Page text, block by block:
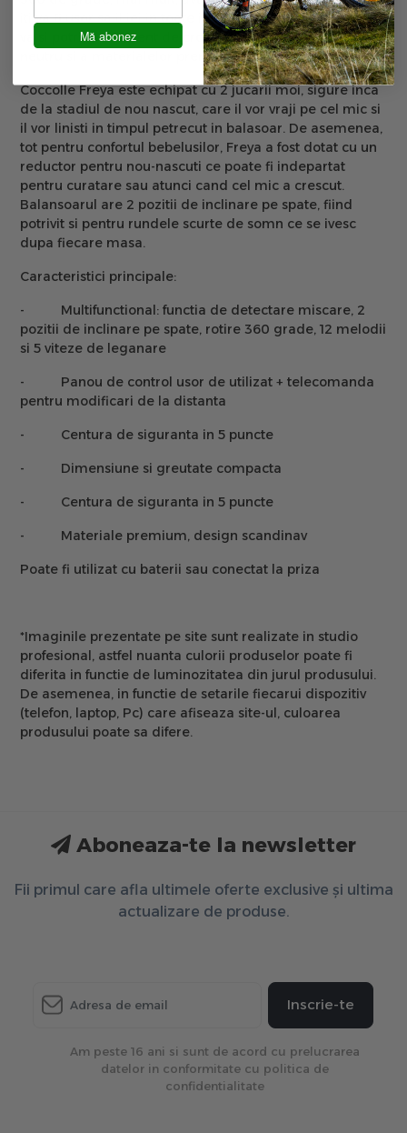
iti va fi usor sa il iei in toate incaperile din casa, unde se
va si potrivi indiferent de cromatica gratie design-ului
neutru si a materialelor premium.
Coccolle Freya este echipat cu 2 jucarii moi, sigure inca
de la stadiul de nou nascut, care il vor vraji pe cel mic si
il vor linisti in timpul petrecut in balasoar. De asemenea,
tot pentru confortul bebelusilor, Freya a fost dotat cu un
reductor pentru nou-nascuti ce poate fi indepartat
pentru curatare sau atunci cand cel mic a crescut.
Balansoarul are 2 pozitii de inclinare pe spate, fiind
potrivit si pentru rundele scurte de somn ce se ivesc
dupa fiecare masa.
Caracteristici principale:
-
Multifunctional: functia de detectare miscare, 2
pozitii de inclinare pe spate, rotire 360 grade, 12 melodii
si 5 viteze de leganare
-
Panou de control usor de utilizat + telecomanda
pentru modificari de la distanta
- Centura de siguranta in 5 puncte
- Dimensiune si greutate compacta
- Centura de siguranta in 5 puncte
- Materiale premium, design scandinav
Poate fi utilizat cu baterii sau conectat la priza
*Imaginile prezentate pe site sunt realizate in studio
profesional, astfel nuanta culorii produselor poate fi
diferita in functie de luminozitatea din jurul produsului.
De asemenea, in functie de setarile fiecarui dispozitiv
(telefon, laptop, Pc) care afiseaza site-ul, culoarea
produsului poate sa difere.
Aboneaza-te la newsletter
Fii primul care afla ultimele oferte exclusive și ultima
actualizare de produse.
Inscrie-te
Am peste 16 ani si sunt de acord cu prelucrarea
datelor in conformitate cu politica de
confidentialitate
Mă abonez